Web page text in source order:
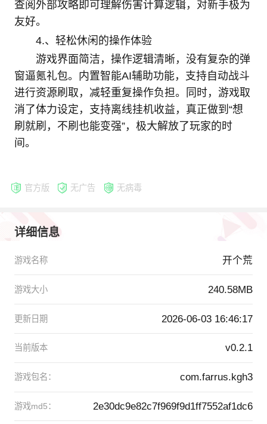
查阅外部攻略即可理解伤害计算逻辑，对新手极为
友好。
‌4.、轻松休闲的操作体验‌
游戏界面简洁，操作逻辑清晰，没有复杂的弹
窗逼氪礼包。内置智能AI辅助功能，支持自动战斗
进行资源刷取，减轻重复操作负担。同时，游戏取
消了体力设定，支持离线挂机收益，真正做到“想
刷就刷，不刷也能变强”，极大解放了玩家的时
间。
官方版 无广告 无病毒
详细信息
游戏名称 开个荒
游戏大小 240.58MB
更新日期 2026-06-03 16:46:17
当前版本 v0.2.1
游戏包名： com.farrus.kgh3
游戏md5： 2e30dc9e82c7f969f9d1ff7552af1dc6